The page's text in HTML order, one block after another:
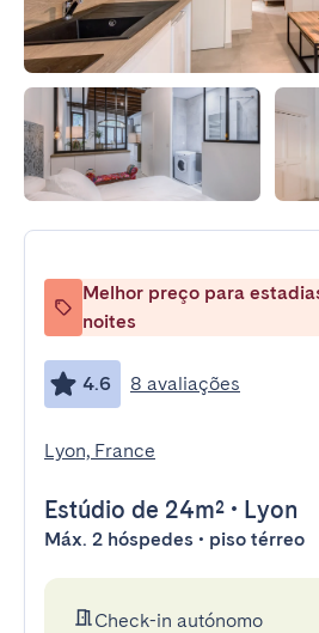
Melhor preço para
noites
4.6 8 avaliações
Lyon, France
Estúdio de 24m² • Lyon
Máx. 2 hóspedes • piso térreo
Check-in autónomo